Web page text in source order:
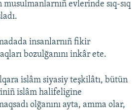
musulmanlarnıñ evlerinde sıq-sıq
insanlarnıñ fikir
bozulğanını inkâr ete.
islâm siyasiy teşkilâtı, bütün
islâm halifeligine
olğanını ayta, amma olar,